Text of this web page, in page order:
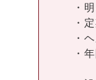
・
・
・
・